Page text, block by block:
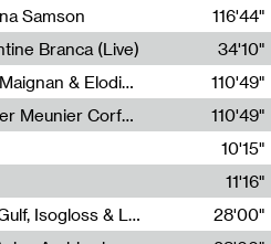
Samson
116'44"
Branca (Live)
34'10"
Écouter sans les yeux : Liza Maignan & Elodie Lecat
110'49"
Écouter sans les yeux : Esther Meunier Corfdyr
110'49"
10'15"
11'16"
Radia Show #1111 : Schisma Gulf, Isogloss & Lament For The Old Clock By Harvey Young / Resonance
28'00"